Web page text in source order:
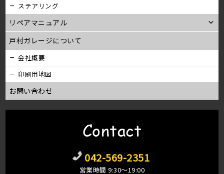
ステアリング
リペアマニュアル
戸村ガレージについて
会社概要
印刷用地図
お問い合わせ
Contact
042-569-2351
営業時間 9:30〜19:00